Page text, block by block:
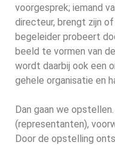
voorgesprek; iemand
directeur, brengt zijn
begeleider probeert
beeld te vormen van
wordt daarbij ook een
gehele organisatie en
Dan gaan we
(representanten),
Door de opstelling